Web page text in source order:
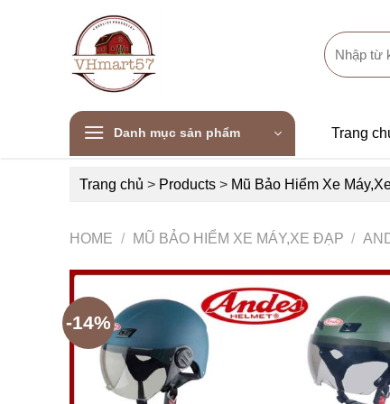
Search
for:
Danh mục sản phẩm Trang
Trang chủ > Products > Mũ Bảo Hiểm Xe
HOME / MŨ BẢO HIỂM XE MÁY,XE ĐẠP /
-14%